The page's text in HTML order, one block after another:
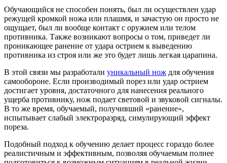
Обучающийся не способен понять, был ли осуществлен удар
режущей кромкой ножа или плашмя, и зачастую он просто не
ощущает, был ли вообще контакт с оружием или телом
противника. Также возникают вопросы о том, приведет ли
проникающее ранение от удара острием к выведению
противника из строя или же это будет лишь легкая царапина.
В этой связи мы разработали уникальный нож для обучения
самообороне. Если производимый порез или удар острием
достигает уровня, достаточного для нанесения реального
ущерба противнику, нож подает световой и звуковой сигналы.
В то же время, обучаемый, получивший «ранение»,
испытывает слабый электроразряд, симулирующий эффект
пореза.
Подобный подход к обучению делает процесс гораздо более
реалистичным и эффективным, позволяя обучаемым полнее